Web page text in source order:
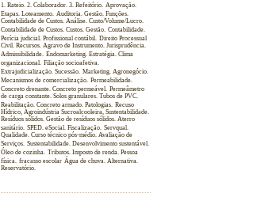
1. Rateio. 2. Colaborador. 3. Refeitório.
Aprovação.
Etapas. Loteamento.
Auditoria. Gestão. Funções.
Contabilidade de Custos. Análise. Custo/Volume/Lucro.
Contabilidade de Custos. Custos. Gestão.
Contabilidade.
Perícia judicial. Profissional contábil.
Direito Processual
Civil. Recursos. Agravo de Instrumento. Jurisprudência.
Admissibilidade.
Endomarketing. Estratégia. Clima
organizacional.
Filiação socioafetiva.
Extrajudicialização. Sucessão.
Marketing. Agronegócio.
Mecanismos de comercialização.
Permeabilidade.
Concreto drenante. Concreto permeável.
Permeâmetro
de carga constante. Solos granulares. Tubos de PVC.
Reabilitação. Concreto armado. Patologias.
Recuso
Hídrico, Agroindústria Sucroalcooleira, Sustentabilidade.
Resíduos sólidos. Gestão de resíduos sólidos. Aterro
sanitário.
SPED. eSocial. Fiscalização.
Servqual.
Qualidade. Curso técnico pós-médio. Avaliação de
Serviços.
Sustentabilidade. Desenvolvimento sustentável.
Óleo de cozinha.
Tributos. Imposto de renda. Pessoa
física.
fracasso escolar Água de chuva. Alternativa.
Reservatório.